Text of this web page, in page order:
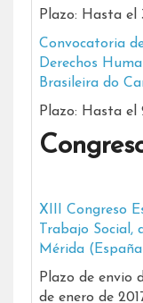
Plazo: Hasta el
Convocatoria
Derechos
Brasileira do
Plazo: Hasta el
XIII Congreso
Trabajo Social,
Mérida
Plazo de envio
de enero de